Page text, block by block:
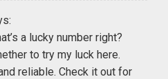
a lucky number right?
to try my luck here.
reliable. Check it out for